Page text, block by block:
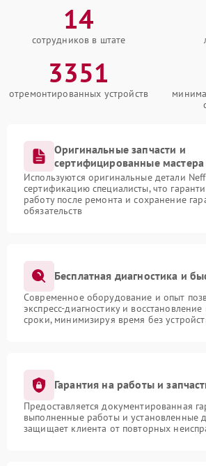
14
сотрудников в штате
3351
отремонтированных устройств
Оригинальные запчасти и
сертифицированные мастера
Используются оригинальные детали
сертификацию специалисты, что
работу после ремонта и сохранение
обязательств
Бесплатная диагностика и
Современное оборудование и опыт
экспресс-диагностику и
сроки, минимизируя время без
Гарантия на работы и
Предоставляется документированная
выполненные работы и установленные
защищает клиента от повторных